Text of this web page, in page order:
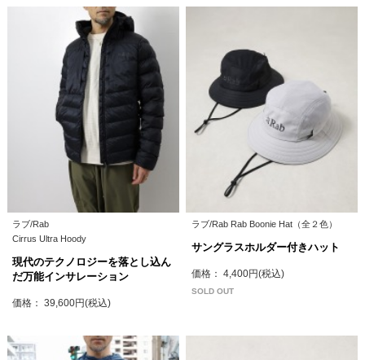
ラブ/Rab
Cirrus Ultra Hoody
現代のテクノロジーを落とし込ん
だ万能インサレーション
価格： 39,600円(税込)
ラブ/Rab Rab Boonie Hat（全２色）
サングラスホルダー付きハット
価格： 4,400円(税込)
SOLD OUT